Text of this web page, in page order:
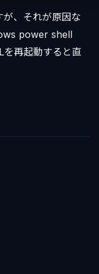
、それが原因な
power shell
を再起動すると直